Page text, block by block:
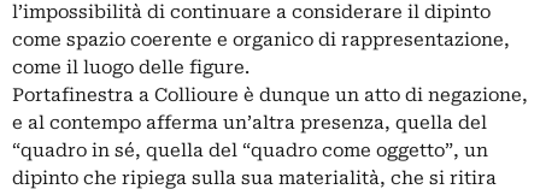
l’impossibilità di continuare a considerare il dipinto
come spazio coerente e organico di rappresentazione,
come il luogo delle figure.
Portafinestra a Collioure è dunque un atto di negazione,
e al contempo afferma un’altra presenza, quella del
“quadro in sé, quella del “quadro come oggetto”, un
dipinto che ripiega sulla sua materialità, che si ritira